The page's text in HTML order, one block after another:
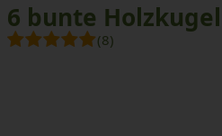
6 bunte
(8)